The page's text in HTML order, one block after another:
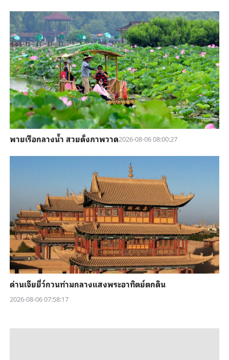
พายเรือกลางน้ำ สวยดั่งภาพวาด2026-08-06 08:00:27
ด่านเจียยี่ว์กวนท่ามกลางแสงพระอาทิตย์ตกดิน
2026-08-06 07:58:17